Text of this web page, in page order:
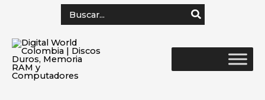
contenido
for: